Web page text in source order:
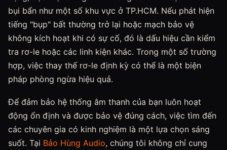
bụi bẩn như một số khu vực ở TP.HCM. Nếu phát hiện
tiếng "bụp" bất thường trở lại hoặc mạch bảo vệ
không kích hoạt khi có sự cố, đó là dấu hiệu cần kiểm
tra rơ-le hoặc các linh kiện khác. Trong một số trường
hợp, việc thay thế rơ-le định kỳ có thể là một biện
pháp phòng ngừa hiệu quả.
Để đảm bảo hệ thống âm thanh của bạn luôn hoạt
động ổn định và được bảo vệ đúng cách, việc tìm đến
các chuyên gia có kinh nghiệm là một lựa chọn sáng
suốt. Tại Bảo Hùng Audio, chúng tôi không chỉ cung